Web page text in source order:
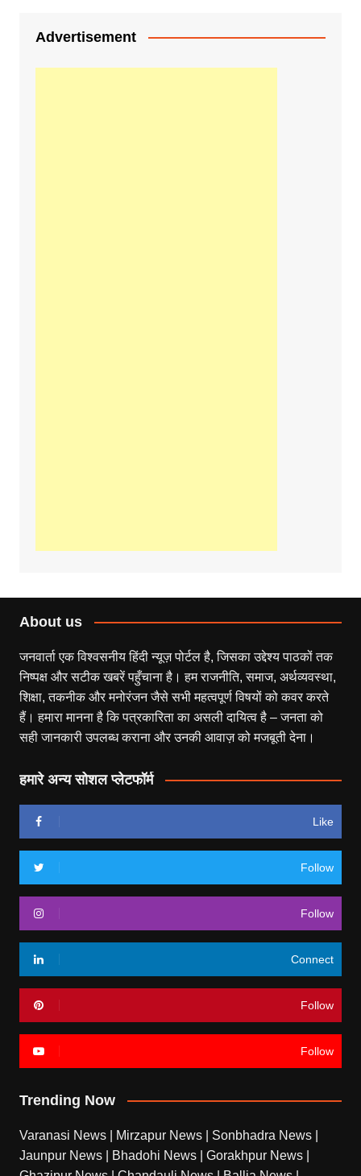
Advertisement
About us
जनवार्ता एक विश्वसनीय हिंदी न्यूज़ पोर्टल है, जिसका उद्देश्य पाठकों तक
निष्पक्ष और सटीक खबरें पहुँचाना है। हम राजनीति, समाज, अर्थव्यवस्था,
शिक्षा, तकनीक और मनोरंजन जैसे सभी महत्वपूर्ण विषयों को कवर करते
हैं। हमारा मानना है कि पत्रकारिता का असली दायित्व है – जनता को
सही जानकारी उपलब्ध कराना और उनकी आवाज़ को मजबूती देना।
हमारे अन्य सोशल प्लेटफॉर्म
Like
Follow
Follow
Connect
Follow
Follow
Trending Now
Varanasi News Mirzapur News Sonbhadra News
Jaunpur News
Bhadohi News Gorakhpur News